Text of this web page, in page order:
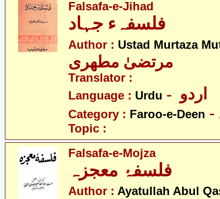
Falsafa-e-Jihad
Author : Ustad Murtaza
مرتضیٰ مطھری
Translator :
Language : Urdu
Category : Faroo-e-Deen
Topic :
Falsafa-e-Mojza
فلسفۂ معجزہ
Author : Ayatullah Abul